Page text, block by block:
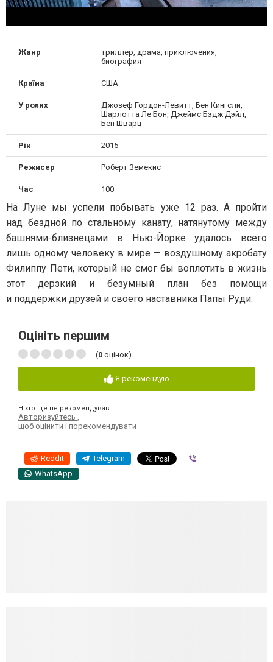
Жанр
триллер, драма, приключения,
биография
Країна США
У ролях
Джозеф Гордон-Левитт, Бен Кингсли,
Шарлотта Ле Бон, Джеймс Бэдж Дэйл,
Бен Шварц
Рік 2015
Режисер Роберт Земекис
Час 100
На Луне мы успели побывать уже 12 раз. А пройти
над бездной по стальному канату, натянутому между
башнями-близнецами в Нью-Йорке удалось всего
лишь одному человеку в мире — воздушному акробату
Филиппу Пети, который не смог бы воплотить в жизнь
этот дерзкий и безумный план без помощи
и поддержки друзей и своего наставника Папы Руди.
Оцініть першим
(0 оцінок)
Я рекомендую
Ніхто ще не рекомендував
Авторизуйтесь ,
щоб оцінити і порекомендувати
Reddit Telegram
WhatsApp